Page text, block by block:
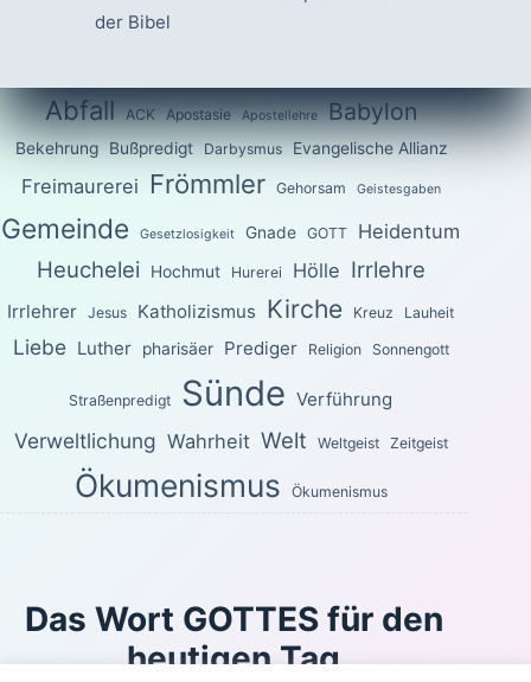
der Bibel
Abfall ACK Apostasie Apostellehre Babylon
Bekehrung Bußpredigt Darbysmus Evangelische Allianz
Freimaurerei Frömmler Gehorsam Geistesgaben
Gemeinde Gesetzlosigkeit Gnade GOTT Heidentum
Heuchelei Hochmut Hurerei Hölle Irrlehre
Irrlehrer Jesus Katholizismus Kirche Kreuz Lauheit
Liebe Luther pharisäer Prediger Religion Sonnengott
Straßenpredigt Sünde Verführung
Verweltlichung Wahrheit Welt Weltgeist Zeitgeist
Ökumenismus Ökumenismus
Das Wort GOTTES für den
heutigen Tag